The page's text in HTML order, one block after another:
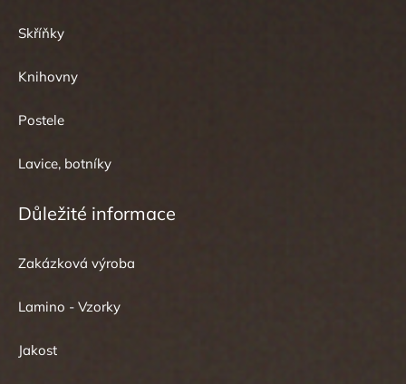
Skříňky
Knihovny
Postele
Lavice, botníky
Důležité informace
Zakázková výroba
Lamino - Vzorky
Jakost